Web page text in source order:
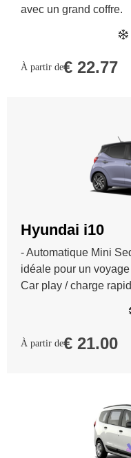
avec un grand coffre.
À partir de€ 22.77
Hyundai i10
- Automatique Mini
idéale pour un
Car play / charge
À partir de€ 21.00